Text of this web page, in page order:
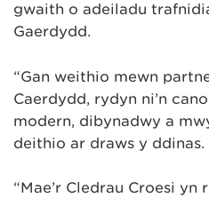
gwaith o adeiladu
Gaerdydd.
“Gan weithio mewn
Caerdydd, rydyn ni’n
modern, dibynadwy a
deithio ar draws y ddinas.
“Mae’r Cledrau Croesi yn